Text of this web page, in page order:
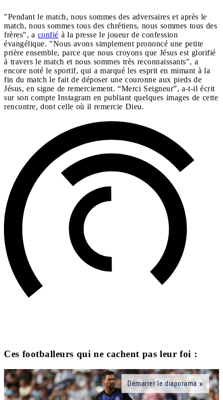
"Pendant le match, nous sommes des adversaires et après le
match, nous sommes tous des chrétiens, nous sommes tous des
frères", a confié à la presse le joueur de confession
évangélique. "Nous avons simplement prononcé une petite
prière ensemble, parce que nous croyons que Jésus est glorifié
à travers le match et nous sommes très reconnaissants", a
encore noté le sportif, qui a marqué les esprit en mimant à la
fin du match le fait de déposer une couronne aux pieds de
Jésus, en signe de remerciement. “Merci Seigneur”, a-t-il écrit
sur son compte Instagram en publiant quelques images de cette
rencontre, dont celle où il remercie Dieu.
Ces footballeurs qui ne cachent pas leur foi :
Démarrer le diaporama